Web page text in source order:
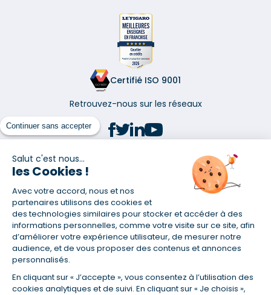
Continuer sans accepter
Salut c'est nous...
les Cookies !
Avec votre accord, nous et nos
partenaires utilisons des cookies et
des technologies similaires pour stocker et accéder à des
informations personnelles, comme votre visite sur ce site, afin
d’améliorer votre expérience utilisateur, de mesurer notre
audience, et de vous proposer des contenus et annonces
personnalisés.
En cliquant sur « J’accepte », vous consentez à l’utilisation des
cookies analytiques et de suivi. En cliquant sur « Je choisis »,
Certifié ISO 9001
Retrouvez-nous sur les réseaux
(1) Taux fixe national hors assurance et selon votre profil
(2) Économie de 65 % pour l'assurance d'un prêt amortissable de 330
457,23 € à 0,90 % sur 19,5 ans, accordé à un salarié non cadre assuré à
100 % (décès, PTIA, IPP, ITT, IPP) âgé de 36 ans fumeur et une personne
salariée non cadre assurée à 100 % (décès, PTIA, IPP, ITT, IPP) âgée de 35
ans et non-fumeur, tous deux sans risque médical connu. Au
14/07/2019, coût de l'assurance proposée par la banque 179,08 €/mois
en moyenne contre 64,60 €/mois en moyenne au 14/07/2022 avec
Empruntis.com (TAEA : 0,44 %, coût total de l'assurance : 15 117,65 €).
(3) Taux minimum pour un crédit consommation d'un montant fixé entre
5 000 et 20 000 euros, selon profil et durée.